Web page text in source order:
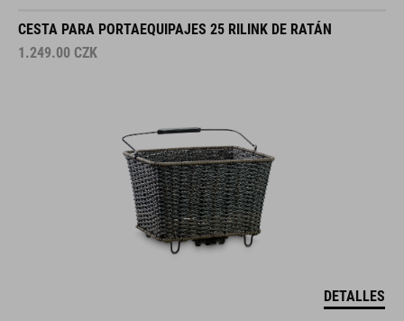
CESTA PARA PORTAEQUIPAJES 25 RILINK DE RATÁN
1.249.00 CZK
DETALLES